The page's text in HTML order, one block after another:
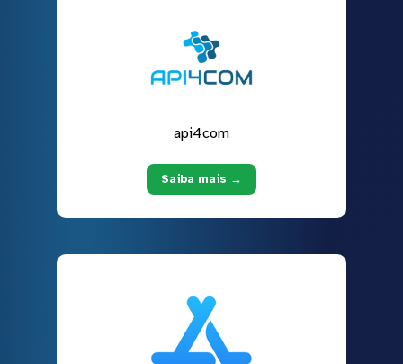
api4com
Saiba mais →